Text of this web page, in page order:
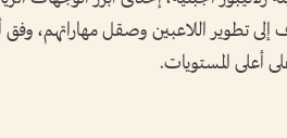
تطوير اللاعبين وصقل مهاراتهم،
أعلى المستويات.